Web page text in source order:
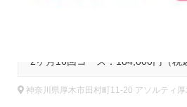
神奈川県厚木市田村町11-20 アソルティ